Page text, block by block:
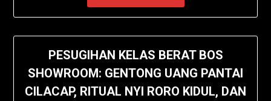
PESUGIHAN KELAS BERAT BOS
SHOWROOM: GENTONG UANG PANTAI
CILACAP, RITUAL NYI RORO KIDUL, DAN